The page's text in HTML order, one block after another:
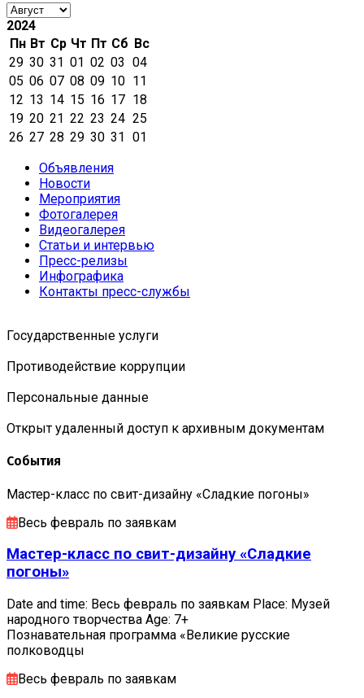
2024
Пн Вт Ср Чт Пт Сб Вс
29 30 31 01 02 03 04
05 06 07 08 09 10 11
12 13 14 15 16 17 18
19 20 21 22 23 24 25
26 27 28 29 30 31 01
Объявления
Новости
Мероприятия
Фотогалерея
Видеогалерея
Статьи и интервью
Пресс-релизы
Инфографика
Контакты пресс-службы
Государственные услуги
Противодействие коррупции
Персональные данные
Открыт удаленный доступ к архивным документам
События
Мастер-класс по свит-дизайну «Сладкие погоны»
Весь февраль по заявкам
Мастер-класс по свит-дизайну «Сладкие
погоны»
Date and time: Весь февраль по заявкам Place: Музей
народного творчества Age: 7+
Познавательная программа «Великие русские
полководцы
Весь февраль по заявкам